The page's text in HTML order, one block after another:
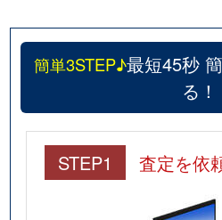
簡単3STEP♪最短45秒
る！
STEP1 査定を依